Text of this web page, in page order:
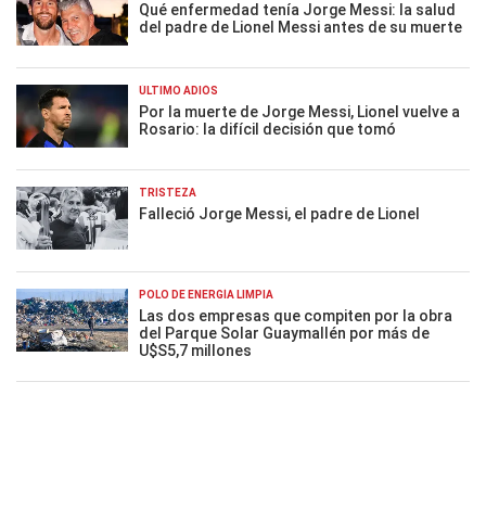
Qué enfermedad tenía Jorge Messi: la salud
del padre de Lionel Messi antes de su muerte
ÚLTIMO ADIÓS
Por la muerte de Jorge Messi, Lionel vuelve a
Rosario: la difícil decisión que tomó
TRISTEZA
Falleció Jorge Messi, el padre de Lionel
POLO DE ENERGÍA LIMPIA
Las dos empresas que compiten por la obra
del Parque Solar Guaymallén por más de
U$S5,7 millones